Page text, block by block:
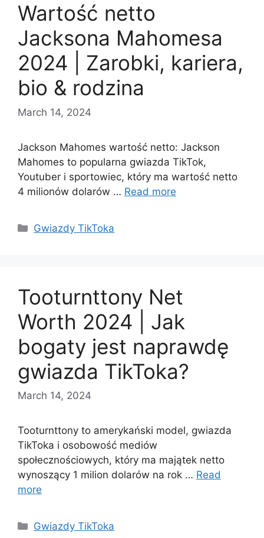
Wartość netto
Jacksona Mahomesa
2024 | Zarobki, kariera,
bio & rodzina
March 14, 2024
Jackson Mahomes wartość netto: Jackson
Mahomes to popularna gwiazda TikTok,
Youtuber i sportowiec, który ma wartość netto
4 milionów dolarów … Read more
Categories
Gwiazdy TikToka
Tooturnttony Net
Worth 2024 | Jak
bogaty jest naprawdę
gwiazda TikToka?
March 14, 2024
Tooturnttony to amerykański model, gwiazda
TikToka i osobowość mediów
społecznościowych, który ma majątek netto
wynoszący 1 milion dolarów na rok … Read
more
Categories
Gwiazdy TikToka